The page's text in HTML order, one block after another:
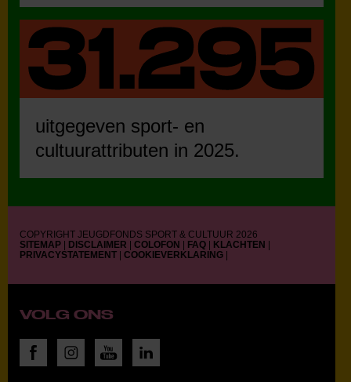
uitgegeven sport- en
cultuurattributen in 2025.
COPYRIGHT JEUGDFONDS SPORT & CULTUUR 2026
SITEMAP
DISCLAIMER COLOFON FAQ KLACHTEN
PRIVACYSTATEMENT
COOKIEVERKLARING
VOLG ONS